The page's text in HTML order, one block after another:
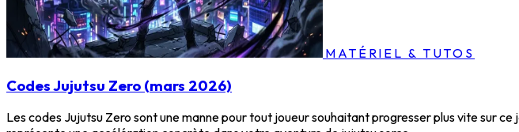
MATÉRIEL & TUTOS
Codes Jujutsu Zero (mars 2026)
Les codes Jujutsu Zero sont une manne pour tout joueur souhaitant progresser plus vite sur